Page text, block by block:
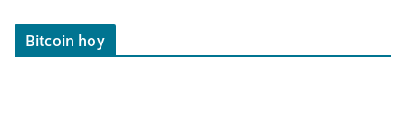
Bitcoin hoy